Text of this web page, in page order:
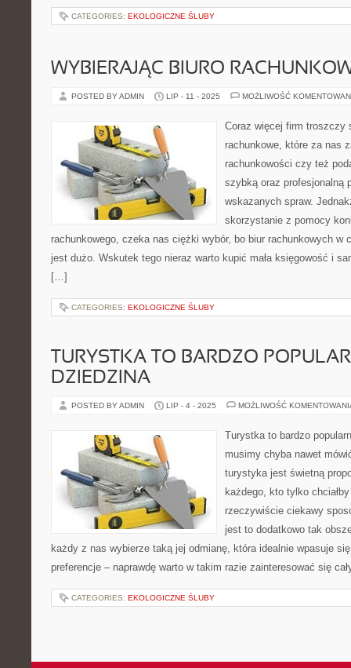
CATEGORIES: EKOLOGICZNE ŚLUBY
WYBIERAJĄC BIURO
POSTED BY ADMIN LIP - 11 - 2025 MOŻLIWOŚĆ
Coraz więcej firm troszczy
rachunkowe, które za nas
rachunkowości czy też
szybką oraz profesjonalną
wskazanych spraw.
skorzystanie z pomocy
rachunkowego, czeka nas ciężki wybór, bo biur rachunkowych w
jest dużo. Wskutek tego nieraz warto kupić mała księgowość i
[…]
CATEGORIES: EKOLOGICZNE ŚLUBY
TURYSTKA TO BARDZO
DZIEDZINA
POSTED BY ADMIN LIP - 4 - 2025 MOŻLIWOŚĆ
Turystka to bardzo
musimy chyba nawet
turystyka jest świetną
każdego, kto tylko
rzeczywiście ciekawy
jest to dodatkowo tak
każdy z nas wybierze taką jej odmianę, która idealnie wpasuje
preferencje – naprawdę warto w takim razie zainteresować się
CATEGORIES: EKOLOGICZNE ŚLUBY